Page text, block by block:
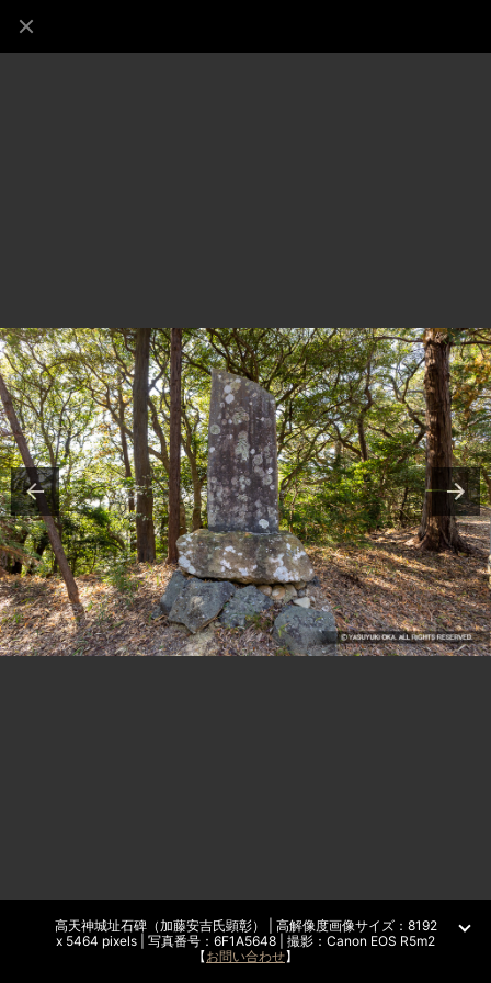
高天神城址石碑（加藤安吉氏顕彰） | 高解像度画像サイズ：8192
x 5464 pixels | 写真番号：6F1A5648 | 撮影：Canon EOS R5m2
【お問い合わせ】